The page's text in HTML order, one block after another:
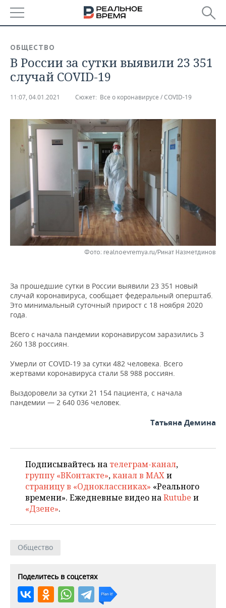
БАШКОРТОСТАН
ТАТАРСТАН
НОВОСТИ
АНАЛИТИКА
ДЕКЛАРАЦИИ О ДОХОДАХ
КОРОЛИ ГОСЗАКАЗА ПФО
ВУЗЫ ТАТАРСТАНА
КОМУ ПРИНАДЛЕЖАТ
ТОРГОВЫЕ ЦЕНТРЫ
ТАТАРСТАНА
НОВОСТИ ЭКОНОМИКИ
ФИНАНСЫ
БАНКИ
БЮДЖЕТ
ИНВЕСТИЦИИ
ПРОМЫШЛЕННОСТЬ
НОВОСТИ
ПРОМЫШЛЕННОСТИ
АГРОПРОМ
МАШИНОСТРОЕНИЕ
НЕФТЕХИМИЯ
ЭНЕРГЕТИКА
НЕДВИЖИМОСТЬ
НОВОСТИ НЕДВИЖИМОСТИ
АВТО
НОВОСТИ АВТО
БИЗНЕС
НОВОСТИ БИЗНЕСА
РОЗНИЧНАЯ ТОРГОВЛЯ
УСЛУГИ
ТЕХНОЛОГИИ
НОВОСТИ ТЕХНОЛОГИЙ
МЕДИА
ТЕЛЕКОММУНИКАЦИИ
МЕРОПРИЯТИЯ
ВЫЕЗДНАЯ РЕДАКЦИЯ
БИЗНЕС-БРАНЧИ
ONLINE-КОНФЕРЕНЦИИ
ОТКРЫТАЯ ЛЕКЦИЯ
НОВОСТИ СПОРТА
ФУТБОЛ
ХОККЕЙ
БАСКЕТБОЛ
КИБЕРСПОРТ
ХОККЕЙ С МЯЧОМ
ОБЩЕСТВО
НОВОСТИ ОБЩЕСТВА
ВЛАСТЬ
ИНФРАСТРУКТУРА
КУЛЬТУРА
ПРОИСШЕСТВИЯ
ФОТОГАЛЕРЕЯ
СЮЖЕТЫ
СПРАВОЧНИК
СПИСОК КОМПАНИЙ
ОБЩЕСТВО
В России за сутки выявили 23 351
случай COVID-19
11:07, 04.01.2021 Сюжет: Все о коронавирусе / COVID-19
Фото: realnoevremya.ru/Ринат Назметдинов
За прошедшие сутки в России выявили 23 351 новый
случай коронавируса, сообщает федеральный оперштаб.
Это минимальный суточный прирост с 18 ноября 2020
года.
Всего с начала пандемии коронавирусом заразились 3
260 138 россиян.
Умерли от COVID-19 за сутки 482 человека. Всего
жертвами коронавируса стали 58 988 россиян.
Выздоровели за сутки 21 154 пациента, с начала
пандемии — 2 640 036 человек.
Татьяна Демина
Подписывайтесь на телеграм-канал,
группу «ВКонтакте»,канал в MAXи
страницу в «Одноклассниках» «Реального
времени». Ежедневные видео наRutube и
«Дзене».
Общество
Поделитесь в соцсетях